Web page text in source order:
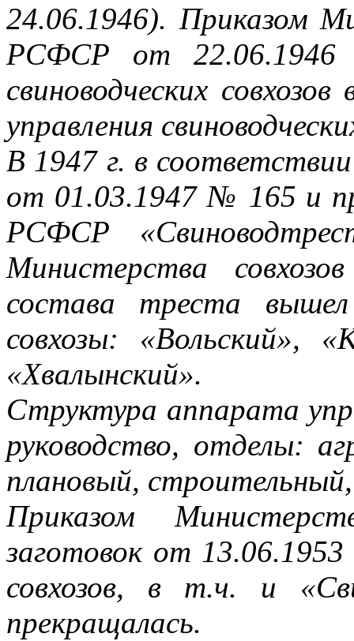
24.06.1946). Приказом
РСФСР от
свиноводческих
управления
В 1947 г. в
от 01.03.1947 № 165 и
РСФСР
Министерства
состава треста вышел
совхозы: «Вольский»,
«Хвалынский».
Структура аппарата
руководство, отделы:
плановый,
Приказом
заготовок от
совхозов, в т.ч. и
прекращалась.